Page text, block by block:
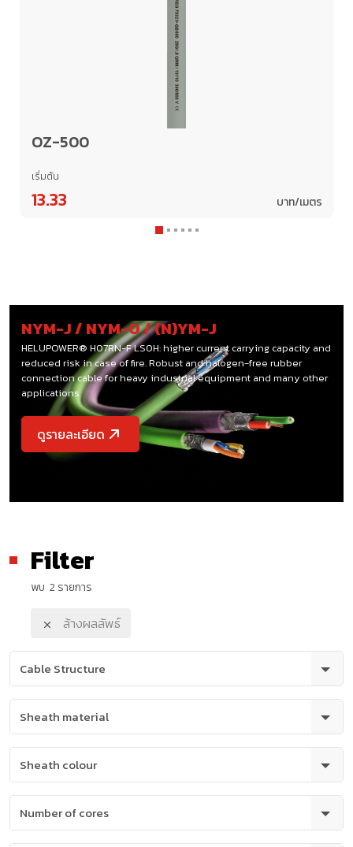
OZ-500
เริ่มต้น
13.33
บาท/เมตร
1
NYM-J / NYM-O / (N)YM-J
HELUPOWER® H07RN-F LS0H: higher current carrying capacity and
reduced risk in case of fire. Robust and halogen-free rubber
connection cable for heavy industrial equipment and many other
applications
ดูรายละเอียด
Filter
พบ 2 รายการ
ล้างผลลัพธ์